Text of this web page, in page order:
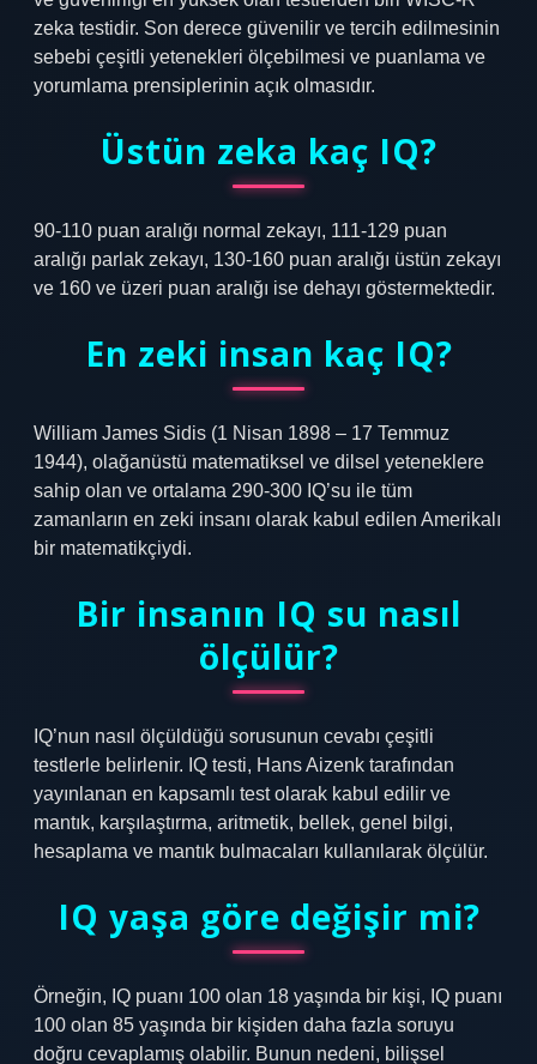
zeka testidir. Son derece güvenilir ve tercih edilmesinin
sebebi çeşitli yetenekleri ölçebilmesi ve puanlama ve
yorumlama prensiplerinin açık olmasıdır.
Üstün zeka kaç IQ?
90-110 puan aralığı normal zekayı, 111-129 puan
aralığı parlak zekayı, 130-160 puan aralığı üstün zekayı
ve 160 ve üzeri puan aralığı ise dehayı göstermektedir.
En zeki insan kaç IQ?
William James Sidis (1 Nisan 1898 – 17 Temmuz
1944), olağanüstü matematiksel ve dilsel yeteneklere
sahip olan ve ortalama 290-300 IQ’su ile tüm
zamanların en zeki insanı olarak kabul edilen Amerikalı
bir matematikçiydi.
Bir insanın IQ su nasıl
ölçülür?
IQ’nun nasıl ölçüldüğü sorusunun cevabı çeşitli
testlerle belirlenir. IQ testi, Hans Aizenk tarafından
yayınlanan en kapsamlı test olarak kabul edilir ve
mantık, karşılaştırma, aritmetik, bellek, genel bilgi,
hesaplama ve mantık bulmacaları kullanılarak ölçülür.
IQ yaşa göre değişir mi?
Örneğin, IQ puanı 100 olan 18 yaşında bir kişi, IQ puanı
100 olan 85 yaşında bir kişiden daha fazla soruyu
doğru cevaplamış olabilir. Bunun nedeni, bilişsel